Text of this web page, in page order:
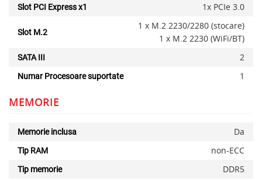
Slot PCI Express x1 1x PCIe 3.0
Slot M.2
1 x M.2 2230/2280 (stocare)
1 x M.2 2230 (WiFi/BT)
SATA III 2
Numar Procesoare suportate 1
MEMORIE
Memorie inclusa Da
Tip RAM non-ECC
Tip memorie DDR5